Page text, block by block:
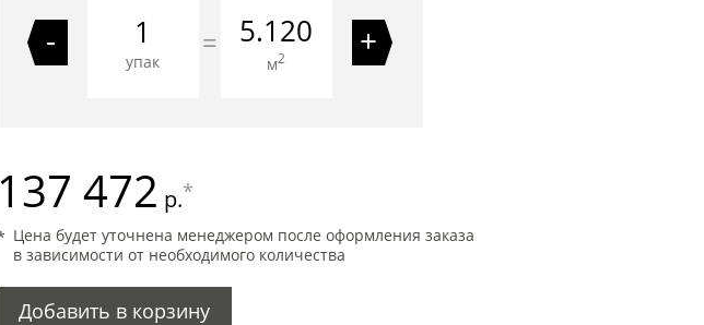
-
упак
= 5.120
м2 +
137 472 р.*
Цена будет уточнена менеджером после оформления заказа
в зависимости от необходимого количества
Добавить в корзину